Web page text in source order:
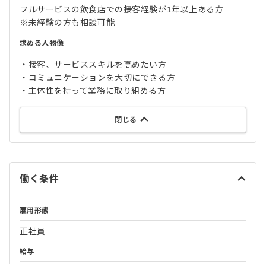
フルサービスの飲食店での接客経験が1年以上ある方
※未経験の方も相談可能
求める人物像
・接客、サービススキルを高めたい方
・コミュニケーションを大切にできる方
・主体性を持って業務に取り組める方
閉じる
働く条件
雇用形態
正社員
給与